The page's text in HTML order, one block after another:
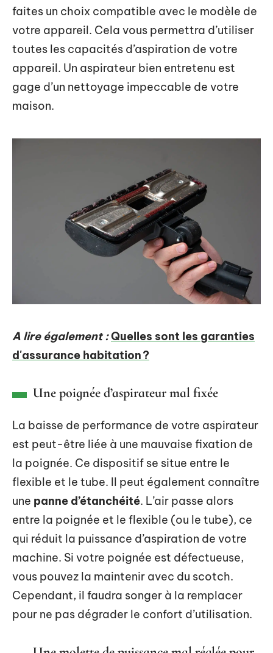
faites un choix compatible avec le modèle de
votre appareil. Cela vous permettra d’utiliser
toutes les capacités d’aspiration de votre
appareil. Un aspirateur bien entretenu est
gage d’un nettoyage impeccable de votre
maison.
A lire également :Quelles sont les garanties
d'assurance habitation ?
Une poignée d’aspirateur mal fixée
La baisse de performance de votre aspirateur
est peut-être liée à une mauvaise fixation de
la poignée. Ce dispositif se situe entre le
flexible et le tube. Il peut également connaître
une panne d’étanchéité. L’air passe alors
entre la poignée et le flexible (ou le tube), ce
qui réduit la puissance d’aspiration de votre
machine. Si votre poignée est défectueuse,
vous pouvez la maintenir avec du scotch.
Cependant, il faudra songer à la remplacer
pour ne pas dégrader le confort d’utilisation.